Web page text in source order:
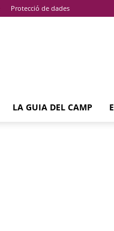
Protecció de dades
LA GUIA DEL CAMP